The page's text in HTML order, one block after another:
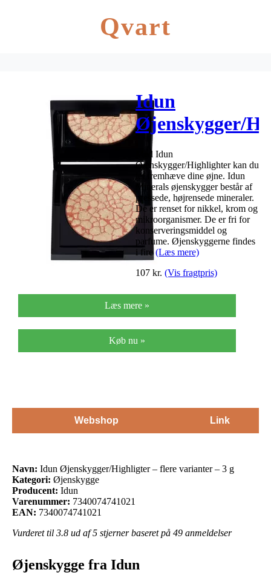
Qvart
Idun
Øjenskygger/
– flere
varianter – 3 g
Med Idun
Øjenskygger/Highlighter kan du
let fremhæve dine øjne. Idun
Minerals øjenskygger består af
pressede, højrensede mineraler.
De er renset for nikkel, krom og
mikroorganismer. De er fri for
konserveringsmiddel og
parfume. Øjenskyggerne findes
i fire(Læs mere)
107 kr. (Vis fragtpris)
Læs mere »
Køb nu »
Webshop Link
Navn: Idun Øjenskygger/Highligter – flere varianter – 3 g
Kategori: Øjenskygge
Producent: Idun
Varenummer: 7340074741021
EAN: 7340074741021
Vurderet til 3.8 ud af 5 stjerner baseret på 49 anmeldelser
Øjenskygge fra Idun